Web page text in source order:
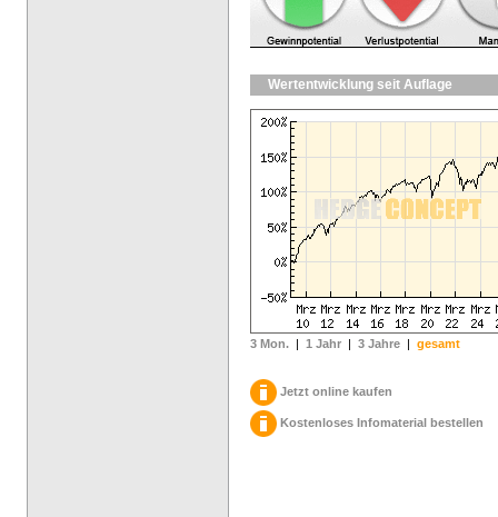
Wertentwicklung seit Auflage
3 Mon. | 1 Jahr | 3 Jahre | gesamt
Jetzt online kaufen
Kostenloses Infomaterial bestellen